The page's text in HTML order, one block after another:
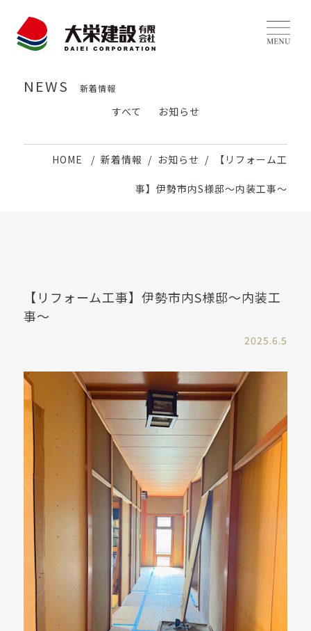
NEWS 新着情報
すべて お知らせ
HOME 新着情報 お知らせ 【リフォーム工
事】伊勢市内S様邸〜内装工事〜
【リフォーム工事】伊勢市内S様邸〜内装工
事〜
2025.6.5